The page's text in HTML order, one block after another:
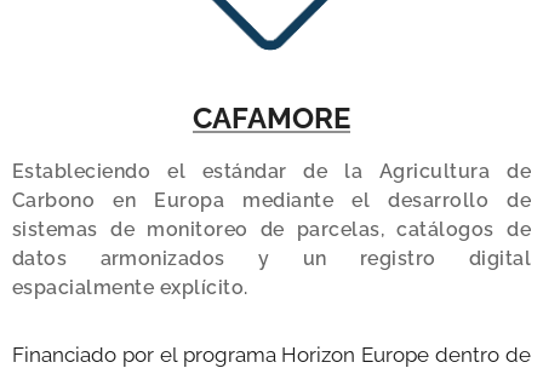
CAFAMORE
Estableciendo el estándar de la Agricultura de
Carbono en Europa mediante el desarrollo de
sistemas de monitoreo de parcelas, catálogos de
datos armonizados y un registro digital
espacialmente explícito.
Financiado por el programa Horizon Europe dentro de